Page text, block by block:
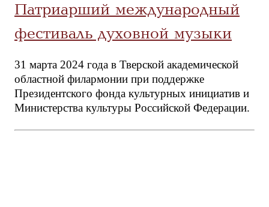
Патриарший международный
фестиваль духовной музыки
31 марта 2024 года в Тверской академической
областной филармонии при поддержке
Президентского фонда культурных инициатив и
Министерства культуры Российской Федерации.